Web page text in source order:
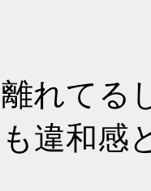
れてる
違和感